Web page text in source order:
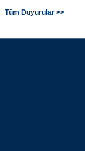
Tüm Duyurular >>